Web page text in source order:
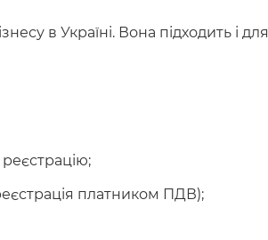
в Україні. Вона підходить і для
платником ПДВ);